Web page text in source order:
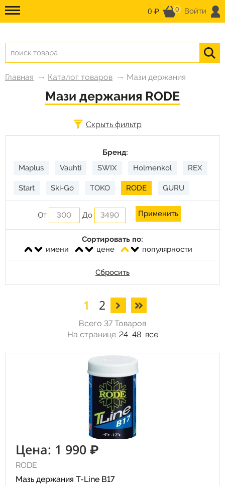
0 ₽ 0 Войти
Главная Каталог товаров Мази держания
Мази держания RODE
Скрыть фильтр
Бренд:
Maplus
Vauhti SWIX Holmenkol REX
Start Ski-Go TOKO RODE GURU
Сортировать по:
имени
цене популярности
От До
Сбросить
1 2
Всего 37 Товаров
На странице 24 48 все
Цена: 1 990 ₽
RODE
Мазь держания T-Line B17